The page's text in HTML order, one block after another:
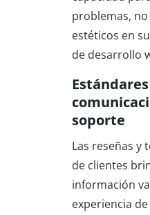
problemas,
estéticos en
de desarrollo
soporte
Las reseñas y
de clientes
información
experiencia